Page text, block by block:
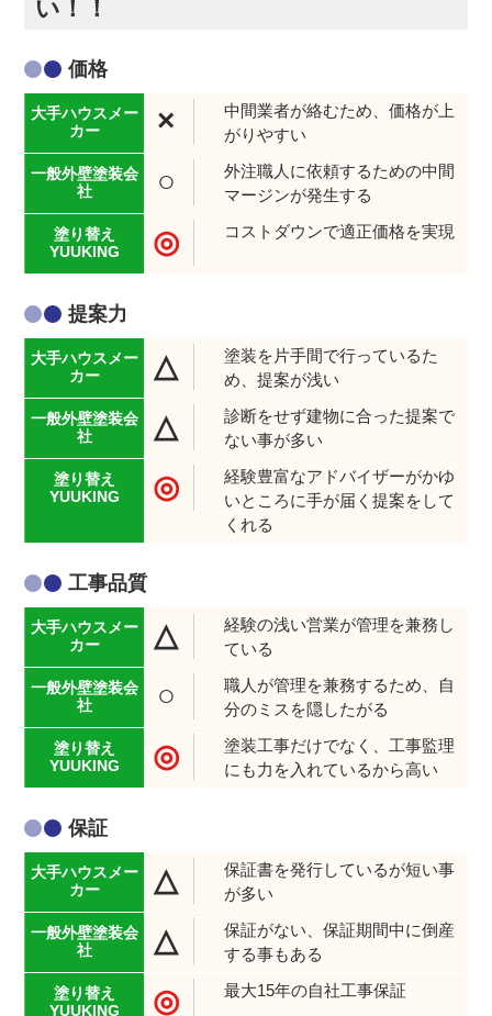
い！！
価格
×
中間業者が絡むため、価格が上
がりやすい
○
外注職人に依頼するための中間
マージンが発生する
◎ コストダウンで適正価格を実現
提案力
△
塗装を片手間で行っているた
め、提案が浅い
△
診断をせず建物に合った提案で
ない事が多い
◎
経験豊富なアドバイザーがかゆ
いところに手が届く提案をして
くれる
工事品質
△
経験の浅い営業が管理を兼務し
ている
○
職人が管理を兼務するため、自
分のミスを隠したがる
◎
塗装工事だけでなく、工事監理
にも力を入れているから高い
保証
△
保証書を発行しているが短い事
が多い
△
保証がない、保証期間中に倒産
する事もある
◎ 最大15年の自社工事保証